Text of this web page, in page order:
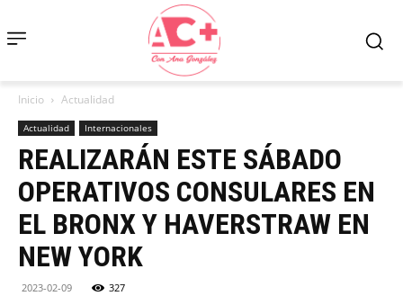
Inicio Actualidad
Actualidad Internacionales
REALIZARÁN ESTE SÁBADO
OPERATIVOS CONSULARES EN
EL BRONX Y HAVERSTRAW EN
NEW YORK
2023-02-09 327